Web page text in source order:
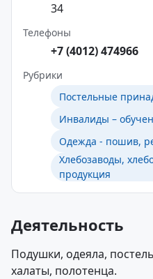
34
Телефоны
+7 (4012) 474966
Рубрики
Постельные
Инвалиды –
Одежда - пошив,
Хлебозаводы,
продукция
Деятельность
Подушки, одеяла,
халаты, полотенца.